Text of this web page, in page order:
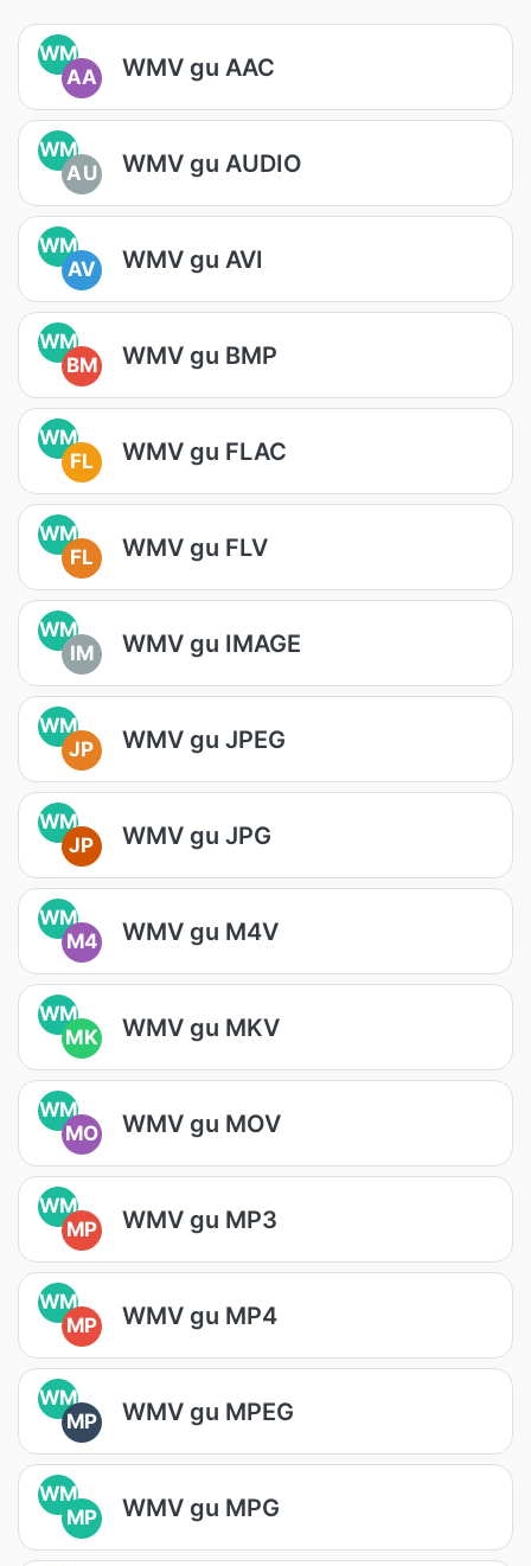
WM
AA
WMV gu AAC
WM
AU
WMV gu AUDIO
WM
AV
WMV gu AVI
WM
BM
WMV gu BMP
WM
FL
WMV gu FLAC
WM
FL
WMV gu FLV
WM
IM
WMV gu IMAGE
WM
JP
WMV gu JPEG
WM
JP
WMV gu JPG
WM
M4
WMV gu M4V
WM
MK
WMV gu MKV
WM
MO
WMV gu MOV
WM
MP
WMV gu MP3
WM
MP
WMV gu MP4
WM
MP
WMV gu MPEG
WM
MP
WMV gu MPG